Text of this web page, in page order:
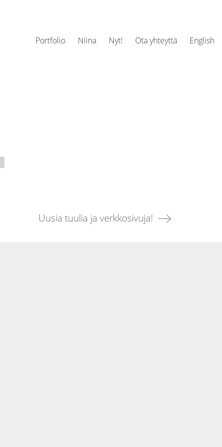
Portfolio Niina Nyt! Ota yhteyttä English
Uusia tuulia ja verkkosivuja!